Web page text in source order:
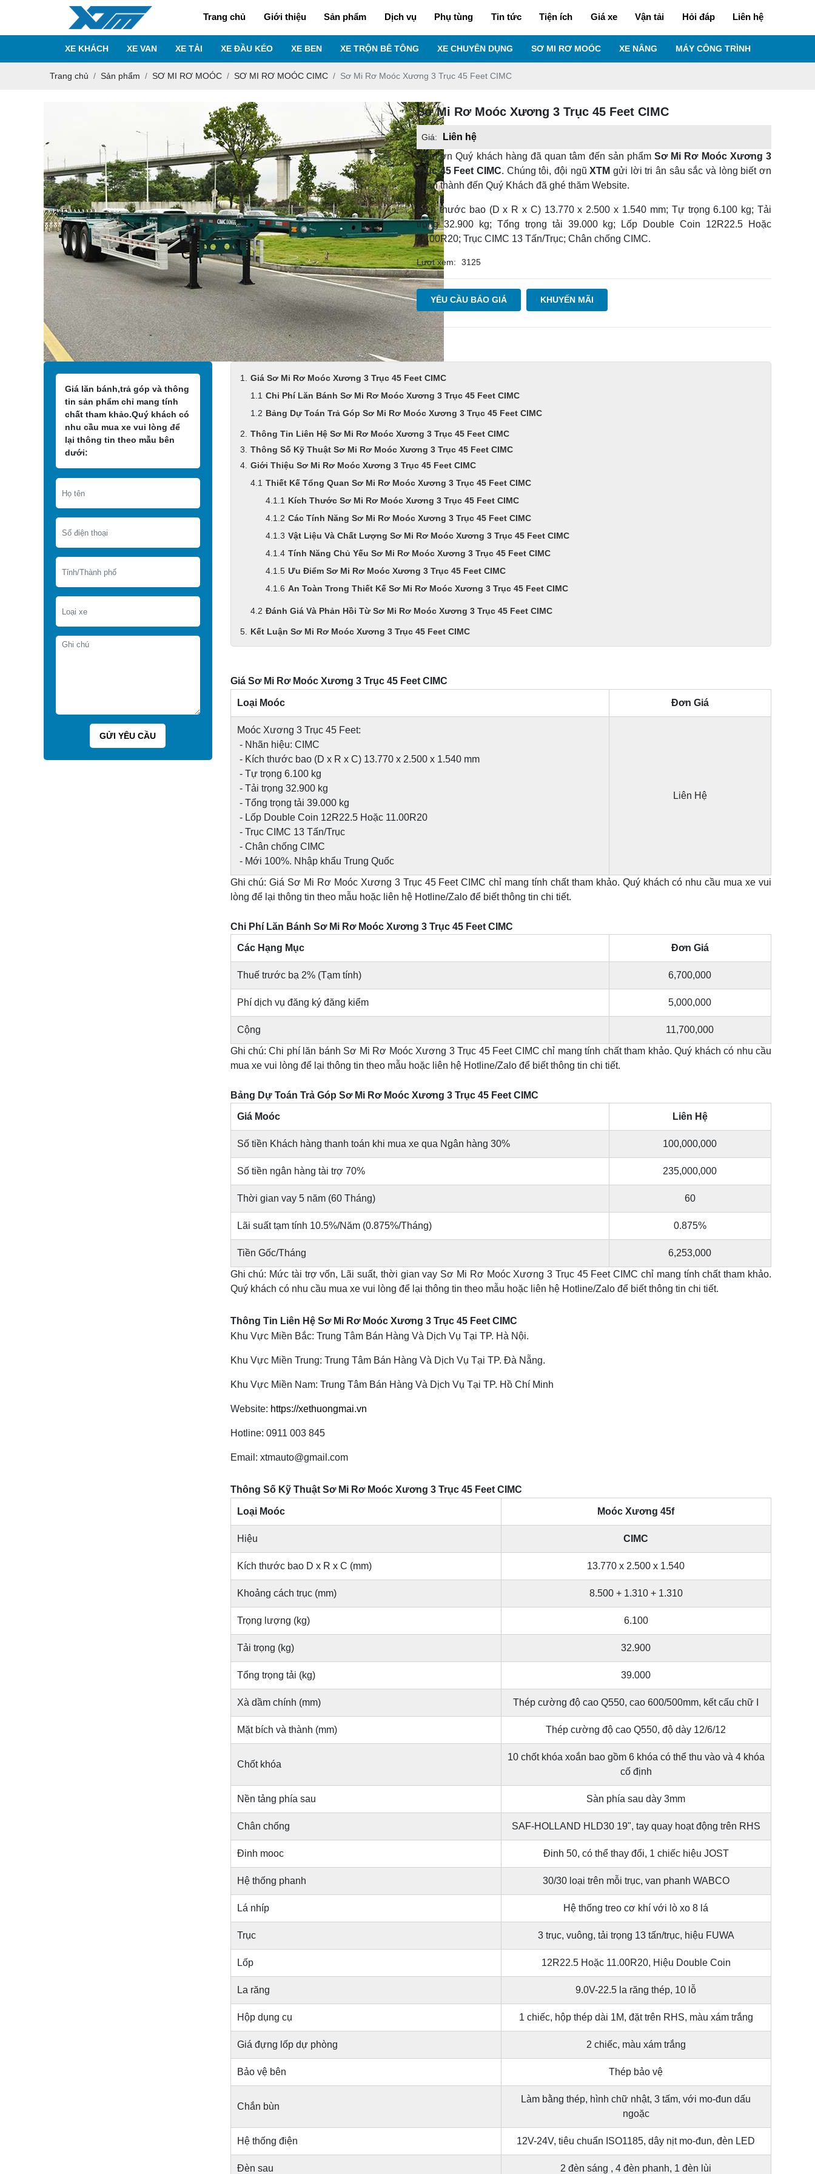
Trang chủ Giới thiệu Sản phẩm Dịch vụ Phụ tùng Tin tức Tiện ích Giá xe Vận tải Hỏi đáp Liên hệ
XE KHÁCH XE VAN XE TẢI XE ĐẦU KÉO XE BEN XE TRỘN BÊ TÔNG XE CHUYÊN DỤNG SƠ MI RƠ MOÓC XE NÂNG MÁY CÔNG TRÌNH
Trang chủ Sản phẩm SƠ MI RƠ MOÓC SƠ MI RƠ MOÓC CIMC Sơ Mi Rơ Moóc Xương 3 Trục 45 Feet CIMC
Sơ Mi Rơ Moóc Xương 3 Trục 45 Feet CIMC
Giá:
Liên hệ
Cảm ơn Quý khách hàng đã quan tâm đến sản phẩmSơ Mi Rơ Moóc Xương 3
Trục 45 Feet CIMC. Chúng tôi, đội ngũXTM gửi lời tri ân sâu sắc và lòng biết ơn
chân thành đến Quý Khách đã ghé thăm Website.
Kích thước bao (D x R x C) 13.770 x 2.500 x 1.540 mm; Tự trọng 6.100 kg; Tải
trọng 32.900 kg; Tổng trọng tải 39.000 kg; Lốp Double Coin 12R22.5 Hoặc
11.00R20; Trục CIMC 13 Tấn/Trục; Chân chống CIMC.
Lượt xem: 3125
YÊU CẦU BÁO GIÁ KHUYẾN MÃI
Giá lăn bánh,trả góp và thông
tin sản phẩm chỉ mang tính
chất tham khảo.Quý khách có
nhu cầu mua xe vui lòng để
lại thông tin theo mẫu bên
dưới:
Giá Sơ Mi Rơ Moóc Xương 3 Trục 45 Feet CIMC
Chi Phí Lăn Bánh Sơ Mi Rơ Moóc Xương 3 Trục 45 Feet CIMC
Bảng Dự Toán Trả Góp Sơ Mi Rơ Moóc Xương 3 Trục 45 Feet CIMC
Thông Tin Liên Hệ Sơ Mi Rơ Moóc Xương 3 Trục 45 Feet CIMC
Thông Số Kỹ Thuật Sơ Mi Rơ Moóc Xương 3 Trục 45 Feet CIMC
Giới Thiệu Sơ Mi Rơ Moóc Xương 3 Trục 45 Feet CIMC
Thiết Kế Tổng Quan Sơ Mi Rơ Moóc Xương 3 Trục 45 Feet CIMC
Kích Thước Sơ Mi Rơ Moóc Xương 3 Trục 45 Feet CIMC
Các Tính Năng Sơ Mi Rơ Moóc Xương 3 Trục 45 Feet CIMC
Vật Liệu Và Chất Lượng Sơ Mi Rơ Moóc Xương 3 Trục 45 Feet CIMC
Tính Năng Chủ Yếu Sơ Mi Rơ Moóc Xương 3 Trục 45 Feet CIMC
Ưu Điểm Sơ Mi Rơ Moóc Xương 3 Trục 45 Feet CIMC
An Toàn Trong Thiết Kế Sơ Mi Rơ Moóc Xương 3 Trục 45 Feet CIMC
Đánh Giá Và Phản Hồi Từ Sơ Mi Rơ Moóc Xương 3 Trục 45 Feet CIMC
Kết Luận Sơ Mi Rơ Moóc Xương 3 Trục 45 Feet CIMC
Giá Sơ Mi Rơ Moóc Xương 3 Trục 45 Feet CIMC
Loại Moóc Đơn Giá
Moóc Xương 3 Trục 45 Feet:
- Nhãn hiệu: CIMC
- Kích thước bao (D x R x C) 13.770 x 2.500 x 1.540 mm
- Tự trọng 6.100 kg
- Tải trọng 32.900 kg
- Tổng trọng tải 39.000 kg
- Lốp Double Coin 12R22.5 Hoặc 11.00R20
- Trục CIMC 13 Tấn/Trục
- Chân chống CIMC
- Mới 100%. Nhập khẩu Trung Quốc
Liên Hệ
Ghi chú: Giá Sơ Mi Rơ Moóc Xương 3 Trục 45 Feet CIMC chỉ mang tính chất tham khảo. Quý khách có nhu cầu mua xe vui
lòng để lại thông tin theo mẫu hoặc liên hệ Hotline/Zalo để biết thông tin chi tiết.
Chi Phí Lăn Bánh Sơ Mi Rơ Moóc Xương 3 Trục 45 Feet CIMC
Các Hạng Mục Đơn Giá
Thuế trước bạ 2% (Tạm tính) 6,700,000
Phí dịch vụ đăng ký đăng kiểm 5,000,000
Cộng 11,700,000
Ghi chú: Chi phí lăn bánh Sơ Mi Rơ Moóc Xương 3 Trục 45 Feet CIMC chỉ mang tính chất tham khảo. Quý khách có nhu cầu
mua xe vui lòng để lại thông tin theo mẫu hoặc liên hệ Hotline/Zalo để biết thông tin chi tiết.
Bảng Dự Toán Trả Góp Sơ Mi Rơ Moóc Xương 3 Trục 45 Feet CIMC
Giá Moóc Liên Hệ
Số tiền Khách hàng thanh toán khi mua xe qua Ngân hàng 30% 100,000,000
Số tiền ngân hàng tài trợ 70% 235,000,000
Thời gian vay 5 năm (60 Tháng) 60
Lãi suất tạm tính 10.5%/Năm (0.875%/Tháng) 0.875%
Tiền Gốc/Tháng 6,253,000
Ghi chú: Mức tài trợ vốn, Lãi suất, thời gian vay Sơ Mi Rơ Moóc Xương 3 Trục 45 Feet CIMC chỉ mang tính chất tham khảo.
Quý khách có nhu cầu mua xe vui lòng để lại thông tin theo mẫu hoặc liên hệ Hotline/Zalo để biết thông tin chi tiết.
Thông Tin Liên Hệ Sơ Mi Rơ Moóc Xương 3 Trục 45 Feet CIMC
Khu Vực Miền Bắc: Trung Tâm Bán Hàng Và Dịch Vụ Tại TP. Hà Nội.
Khu Vực Miền Trung: Trung Tâm Bán Hàng Và Dịch Vụ Tại TP. Đà Nẵng.
Khu Vực Miền Nam: Trung Tâm Bán Hàng Và Dịch Vụ Tại TP. Hồ Chí Minh
Website: https://xethuongmai.vn
Hotline: 0911 003 845
Email: xtmauto@gmail.com
Thông Số Kỹ Thuật Sơ Mi Rơ Moóc Xương 3 Trục 45 Feet CIMC
Loại Moóc Moóc Xương 45f
Hiệu CIMC
Kích thước bao D x R x C (mm) 13.770 x 2.500 x 1.540
Khoảng cách trục (mm) 8.500 + 1.310 + 1.310
Trọng lượng (kg) 6.100
Tải trọng (kg) 32.900
Tổng trọng tải (kg) 39.000
Xà dầm chính (mm) Thép cường độ cao Q550, cao 600/500mm, kết cấu chữ I
Mặt bích và thành (mm) Thép cường độ cao Q550, độ dày 12/6/12
Chốt khóa
10 chốt khóa xoắn bao gồm 6 khóa có thể thu vào và 4 khóa
cố định
Nền tảng phía sau Sàn phía sau dày 3mm
Chân chống SAF-HOLLAND HLD30 19", tay quay hoạt động trên RHS
Đinh mooc Đinh 50, có thể thay đổi, 1 chiếc hiệu JOST
Hệ thống phanh 30/30 loại trên mỗi trục, van phanh WABCO
Lá nhíp Hệ thống treo cơ khí với lò xo 8 lá
Trục 3 trục, vuông, tải trọng 13 tấn/trục, hiệu FUWA
Lốp 12R22.5 Hoặc 11.00R20, Hiệu Double Coin
La răng 9.0V-22.5 la răng thép, 10 lỗ
Hộp dụng cụ 1 chiếc, hộp thép dài 1M, đặt trên RHS, màu xám trắng
Giá đựng lốp dự phòng 2 chiếc, màu xám trắng
Bảo vệ bên Thép bảo vệ
Chắn bùn
Làm bằng thép, hình chữ nhật, 3 tấm, với mo-đun dấu
ngoặc
Hệ thống điện 12V-24V, tiêu chuẩn ISO1185, dây nịt mo-đun, đèn LED
Đèn sau 2 đèn sáng , 4 đèn phanh, 1 đèn lùi